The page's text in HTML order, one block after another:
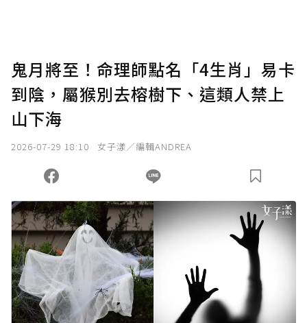
確認送出
您當前剩餘 U 利點數：0點；前往 購買點數
鬼月將至！命理師點名「4生肖」易卡
到陰，屬猴別去榕樹下、這類人禁上
山下海
2026-07-29 18:10 女子漾／編輯ANDREA